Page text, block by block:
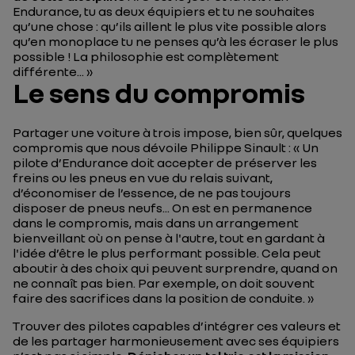
Endurance, tu as deux équipiers et tu ne souhaites
qu’une chose : qu’ils aillent le plus vite possible alors
qu’en monoplace tu ne penses qu’à les écraser le plus
possible ! La philosophie est complètement
différente... »
Le sens du compromis
Partager une voiture à trois impose, bien sûr, quelques
compromis que nous dévoile Philippe Sinault : « Un
pilote d’Endurance doit accepter de préserver les
freins ou les pneus en vue du relais suivant,
d’économiser de l’essence, de ne pas toujours
disposer de pneus neufs... On est en permanence
dans le compromis, mais dans un arrangement
bienveillant où on pense à l'autre, tout en gardant à
l'idée d’être le plus performant possible. Cela peut
aboutir à des choix qui peuvent surprendre, quand on
ne connaît pas bien. Par exemple, on doit souvent
faire des sacrifices dans la position de conduite. »
Trouver des pilotes capables d’intégrer ces valeurs et
de les partager harmonieusement avec ses équipiers